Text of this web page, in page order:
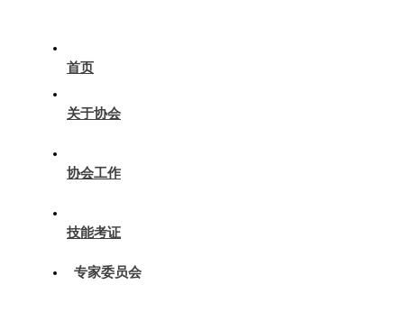
首页
关于协会
协会工作
技能考证
专家委员会